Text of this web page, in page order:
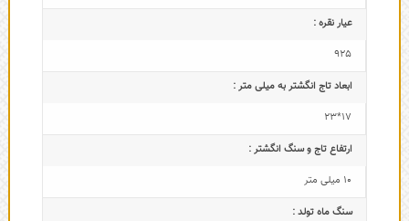
عیار نقره :
925
ابعاد تاج‌ انگشتر به میلی متر :
17*23
ارتفاع تاج و سنگ انگشتر :
10 میلی متر
سنگ ماه تولد :